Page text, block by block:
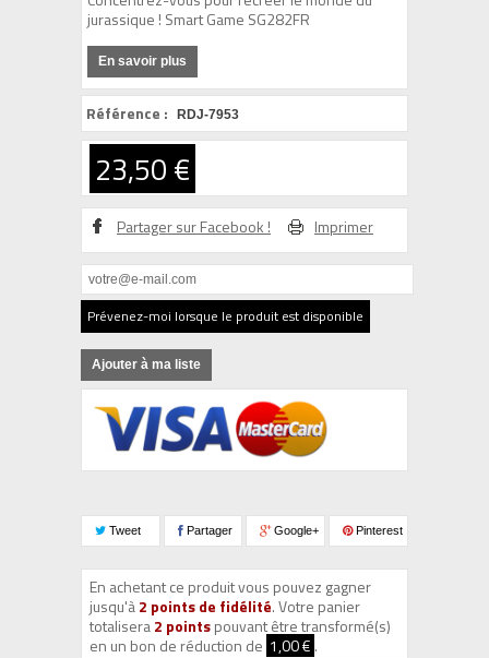
jurassique ! Smart Game SG282FR
En savoir plus
Référence : RDJ-7953
23,50 €
Partager sur Facebook ! Imprimer
Prévenez-moi lorsque le produit est disponible
Ajouter à ma liste
Tweet Partager Google+ Pinterest
En achetant ce produit vous pouvez gagner
jusqu'à2 points de fidélité. Votre panier
totalisera2 pointspouvant être transformé(s)
en un bon de réduction de 1,00 € .